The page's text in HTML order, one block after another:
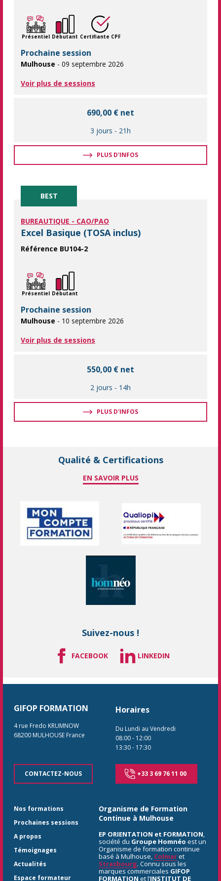
Présentiel Débutant Certifiante CPF
Prochaine session
Mulhouse - 09 septembre 2026
Voir plus de sessions
690,00 € net
3 jours - 21h
PLUS D'INFOS
BEST
BUREAUTIQUE - CAO/PAO
Excel Basique (TOSA inclus)
Référence BU104-2
Présentiel Débutant
Prochaine session
Mulhouse - 10 septembre 2026
Voir plus de sessions
550,00 € net
2 jours - 14h
PLUS D'INFOS
Qualité & Certifications
EN SAVOIR PLUS
Suivez-nous !
FACEBOOK LINKEDIN
GIFOP FORMATION
4 rue Fredo KRUMNOW
68200 MULHOUSE France
CONTACTEZ-NOUS
Horaires
Du Lundi au Vendredi
08:00- 12:00
13:30- 17:30
+33 3 69 76 11 00
Nos formations
Prochaines sessions
A propos
Témoignages
Actualités
Espace formateur
Organisme de Formation
Continue à Mulhouse
EP ORIENTATION et FORMATION,
société du Groupe Homnéo est un
Organisme de formation continue
basé à Mulhouse, Colmaret
Strasbourg. Connu sous les
marques commerciales GIFOP
FORMATION et l’INSTITUT DE